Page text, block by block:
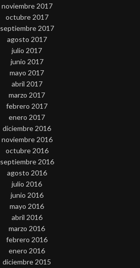
noviembre 2017
octubre 2017
septiembre 2017
agosto 2017
julio 2017
junio 2017
mayo 2017
abril 2017
marzo 2017
febrero 2017
enero 2017
diciembre 2016
noviembre 2016
octubre 2016
septiembre 2016
agosto 2016
julio 2016
junio 2016
mayo 2016
abril 2016
marzo 2016
febrero 2016
enero 2016
diciembre 2015